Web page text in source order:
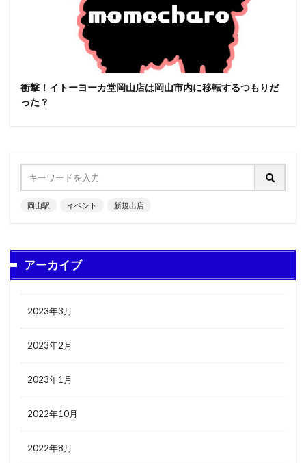
衝撃！イトーヨーカ堂岡山店は岡山市内に移転するつもりだ
った？
岡山駅 イベント 新規出店
アーカイブ
2023年3月
2023年2月
2023年1月
2022年10月
2022年8月